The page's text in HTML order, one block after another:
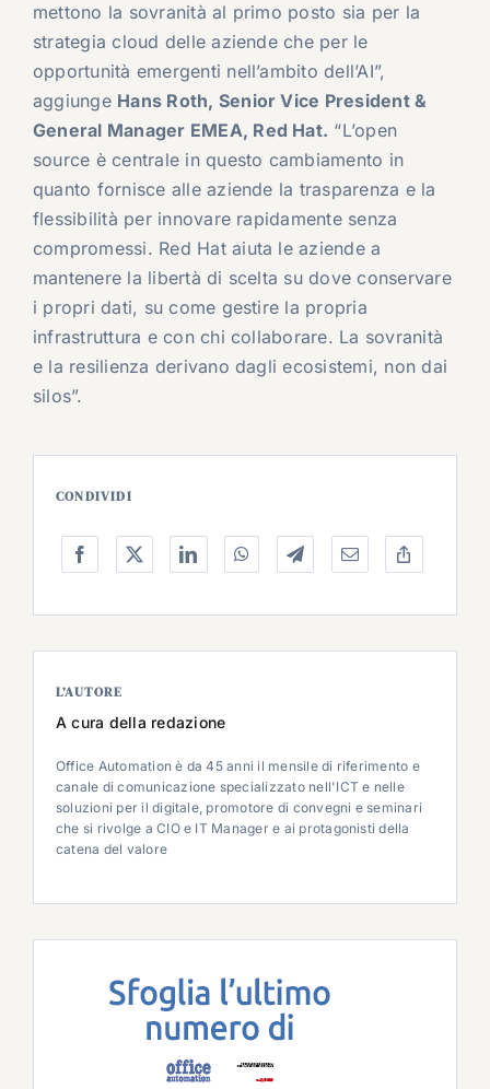
mettono la sovranità al primo posto sia per la
strategia cloud delle aziende che per le
opportunità emergenti nell’ambito dell’AI”,
aggiunge Hans Roth, Senior Vice President &
General Manager EMEA, Red Hat. “L’open
source è centrale in questo cambiamento in
quanto fornisce alle aziende la trasparenza e la
flessibilità per innovare rapidamente senza
compromessi. Red Hat aiuta le aziende a
mantenere la libertà di scelta su dove conservare
i propri dati, su come gestire la propria
infrastruttura e con chi collaborare. La sovranità
e la resilienza derivano dagli ecosistemi, non dai
silos”.
CONDIVIDI
L’AUTORE
A cura della redazione
Office Automation è da 45 anni il mensile di riferimento e
canale di comunicazione specializzato nell'ICT e nelle
soluzioni per il digitale, promotore di convegni e seminari
che si rivolge a CIO e IT Manager e ai protagonisti della
catena del valore